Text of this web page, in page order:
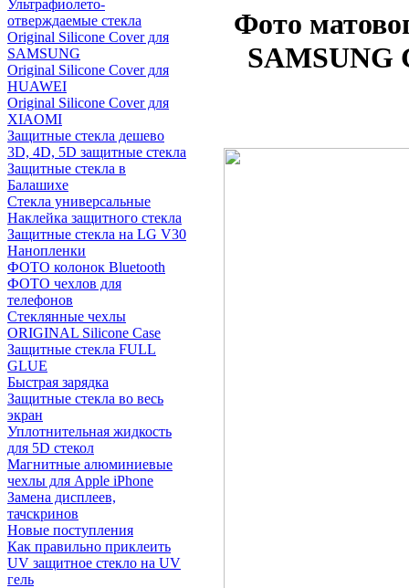
Ультрафиолето-
отверждаемые стекла
Original Silicone Cover для
SAMSUNG
Original Silicone Cover для
HUAWEI
Original Silicone Cover для
XIAOMI
Защитные стекла дешево
3D, 4D, 5D защитные стекла
Защитные стекла в
Балашихе
Стекла универсальные
Наклейка защитного стекла
Защитные стекла на LG V30
Нанопленки
ФОТО колонок Bluetooth
ФOTO чехлов для
телефонов
Стеклянные чехлы
ORIGINAL Silicone Case
Защитные стекла FULL
GLUE
Быстрая зарядка
Защитные стекла во весь
экран
Уплотнительная жидкость
для 5D стекол
Магнитные алюминиевые
чехлы для Apple iPhone
Замена дисплеев,
тачскринов
Новые поступления
Как правильно приклеить
UV защитное стекло на UV
гель
Фото
SAMSUNG